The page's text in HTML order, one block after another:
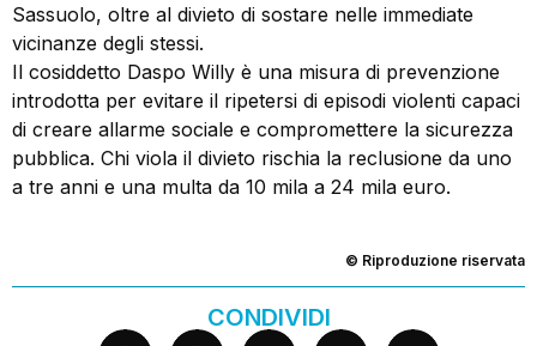
Sassuolo, oltre al divieto di sostare nelle immediate
vicinanze degli stessi.
Il cosiddetto Daspo Willy è una misura di prevenzione
introdotta per evitare il ripetersi di episodi violenti capaci
di creare allarme sociale e compromettere la sicurezza
pubblica. Chi viola il divieto rischia la reclusione da uno
a tre anni e una multa da 10 mila a 24 mila euro.
© Riproduzione riservata
CONDIVIDI